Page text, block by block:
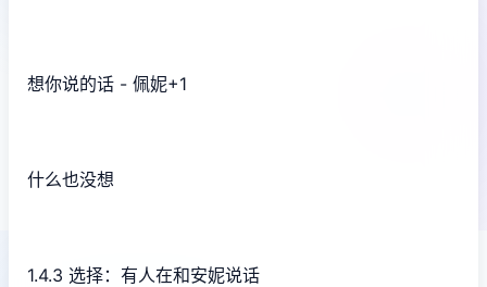
想你说的话 - 佩妮+1
什么也没想
1.4.3 选择：有人在和安妮说话